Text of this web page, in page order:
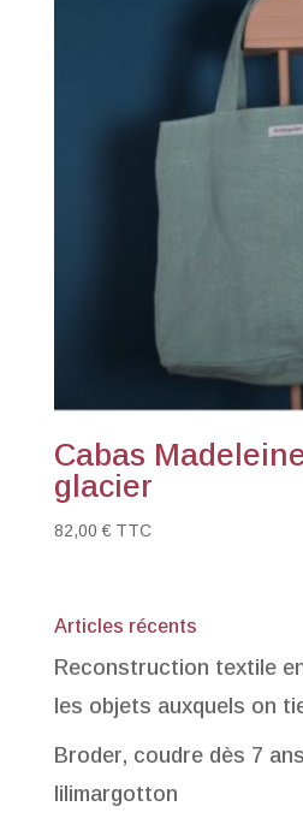
Cabas
glacier
82,00€ TTC
Articles récents
Reconstruction textile
les objets auxquels on
Broder, coudre dès 7
lilimargotton